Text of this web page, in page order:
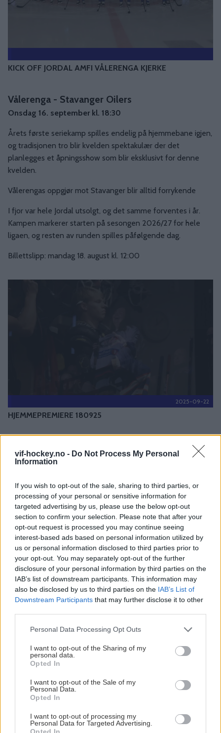
vif-hockey.no - Do Not Process My Personal
Information
If you wish to opt-out of the sale, sharing to third parties, or
processing of your personal or sensitive information for
targeted advertising by us, please use the below opt-out
section to confirm your selection. Please note that after your
opt-out request is processed you may continue seeing
interest-based ads based on personal information utilized by
us or personal information disclosed to third parties prior to
your opt-out. You may separately opt-out of the further
disclosure of your personal information by third parties on the
IAB’s list of downstream participants. This information may
also be disclosed by us to third parties on the IAB’s List of
Downstream Participants that may further disclose it to other
Please note that this website/app uses one or more Google
not limited to your visit or usage behaviour. You may click to
grant or deny consent to Google and its third-party tags to
use your data for below specified purposes in below Google
consent section.
Personal Data Processing Opt Outs
I want to opt-out of the Sharing of my
personal data.
Opted In
I want to opt-out of the Sale of my
Personal Data.
Opted In
I want to opt-out of processing my
Personal Data for Targeted Advertising.
Opted In
KICK OFF JORDAL AMFI VÅLERENGA KJERKE
Vålerenga - Stavanger Oilers
Onsdag 16. september kl. 18:30
Årets første seriekamp spilles endelig på hjemmebane igjen,
og tradisjonen tro blir kvelden spektakulær der det
planlegges et åpningsshow som blir eksklusivt for denne
kvelden.
Vålerengas oppgjør mot Stavanger blir alltid forrykende
I fjor var hele Jordal utsolgt, og det samme forventes i år.
Kampen markerer starten på sesongen 2026/27 for hele
ligaen, og resten av runden spilles påfølgende dag.
Billettslipp: mandag 18. august kl. 12:00
2025-09-22
HJEMMEPREMIERE 180925
WESTERHOLM-TVILLINGENE SIGNERER
MED VÅLERENGA
Publisert:2026-08-05 2 min lesing
Foto: Kyrre Merg
Ponthus og Pathrik Westerholm er Vålerenga-
spillere kommende sesong. Tvillingene har nesten
1000 kamper tilssamme i SHL og finsk eliteserie.
De svenske tvillingbrødrene har vært linket til Vålerenga i
hele sommer,blant annet i Sveriges største aviser.